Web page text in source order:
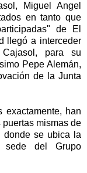
Miguel Angel
en tanto que
de El
llegó a interceder
para su
Pepe Alemán,
de la Junta
exactamente, han
mismas de
donde se ubica la
sede del Grupo